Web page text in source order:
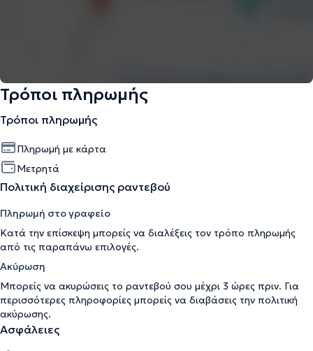
Τρόποι πληρωμής
Τρόποι πληρωμής
Πληρωμή με κάρτα
Μετρητά
Πολιτική διαχείρισης ραντεβού
Πληρωμή στο γραφείο
Κατά την επίσκεψη μπορείς να διαλέξεις τον τρόπο πληρωμής
από τις παραπάνω επιλογές.
Ακύρωση
Μπορείς να ακυρώσεις το ραντεβού σου μέχρι 3 ώρες πριν. Για
περισσότερες πληροφορίες μπορείς να διαβάσεις την πολιτική
ακύρωσης.
Ασφάλειες